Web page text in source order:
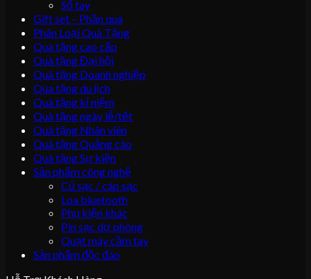
Sổ tay
Gift set – Phần quà
Phân Loại Quà Tặng
Quà tặng cao cấp
Quà tặng Đại hội
Quà tặng Doanh nghiệp
Qùa tặng du lịch
Quà tặng kỉ niệm
Quà tặng ngày lễ/tết
Quà tặng Nhân viên
Quà tặng Quảng cáo
Quà tặng Sự kiện
Sản phẩm công nghệ
Củ sạc / cáp sạc
Loa bluetooth
Phụ kiện khác
Pin sạc dự phòng
Quạt máy cầm tay
Sản phẩm độc đáo